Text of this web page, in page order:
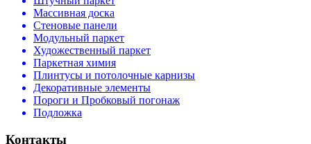
Массивная доска
Стеновые панели
Модульный паркет
Художественный паркет
Паркетная химия
Плинтусы и потолочные карнизы
Декоративные элементы
Пороги и Пробковый погонаж
Подложка
Контакты